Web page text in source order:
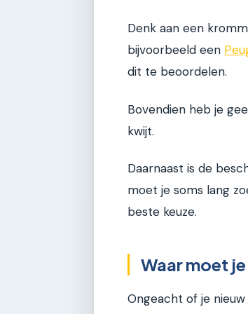
Denk aan een
bijvoorbeeld een
dit te beoordelen.
Bovendien heb je
kwijt.
Daarnaast is de
moet je soms lang
beste keuze.
Waar moet
Ongeacht of je